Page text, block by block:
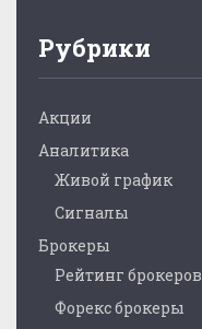
Рубрики
Акции
Аналитика
Живой график
Сигналы
Брокеры
Рейтинг брокеров
Форекс брокеры